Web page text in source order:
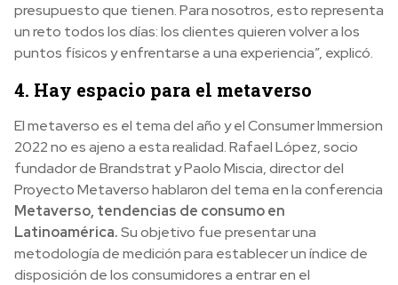
presupuesto que tienen. Para nosotros, esto representa
un reto todos los días: los clientes quieren volver a los
puntos físicos y enfrentarse a una experiencia”, explicó.
4. Hay espacio para el metaverso
El metaverso es el tema del año y el Consumer Immersion
2022 no es ajeno a esta realidad. Rafael López, socio
fundador de Brandstrat y Paolo Miscia, director del
Proyecto Metaverso hablaron del tema en la conferencia
Metaverso, tendencias de consumo en
Latinoamérica.Su objetivo fue presentar una
metodología de medición para establecer un índice de
disposición de los consumidores a entrar en el